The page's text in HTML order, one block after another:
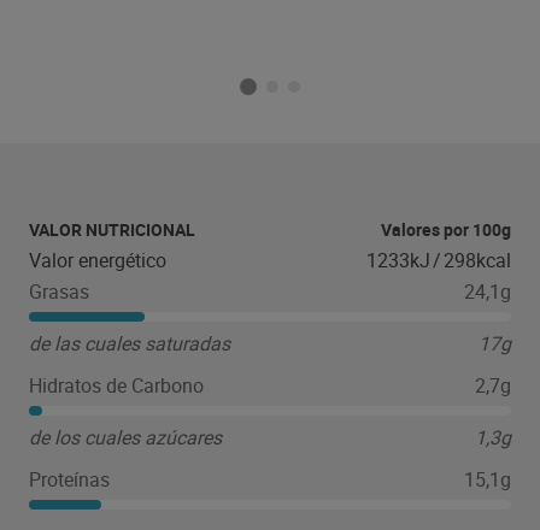
VALOR NUTRICIONAL Valores por 100g
Valor energético 1233kJ/298kcal
Grasas
24,1g
de las cuales saturadas
17g
Hidratos de Carbono
2,7g
de los cuales azúcares
1,3g
Proteínas
15,1g